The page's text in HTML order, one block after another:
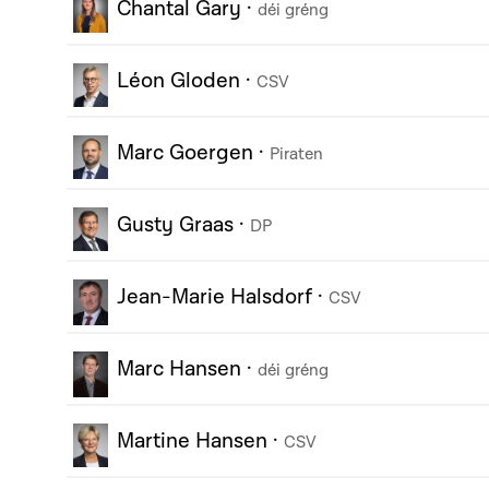
Chantal Gary · déi gréng
Léon Gloden · CSV
Marc Goergen · Piraten
Gusty Graas · DP
Jean-Marie Halsdorf · CSV
Marc Hansen · déi gréng
Martine Hansen · CSV